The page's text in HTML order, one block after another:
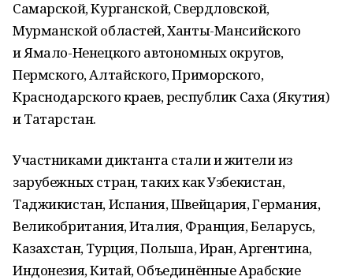
Самарской, Курганской, Свердловской,
Мурманской областей, Ханты-Мансийского
и Ямало-Ненецкого автономных округов,
Пермского, Алтайского, Приморского,
Краснодарского краев, республик Саха (Якутия)
и Татарстан.
Участниками диктанта стали и жители из
зарубежных стран, таких как Узбекистан,
Таджикистан, Испания, Швейцария, Германия,
Великобритания, Италия, Франция, Беларусь,
Казахстан, Турция, Польша, Иран, Аргентина,
Индонезия, Китай, Объединённые Арабские